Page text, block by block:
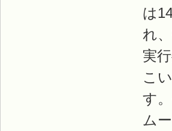
は
れ
実
こ
す
ム